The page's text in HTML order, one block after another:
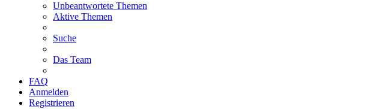
Unbeantwortete Themen
Aktive Themen
Suche
Das Team
FAQ
Anmelden
Registrieren